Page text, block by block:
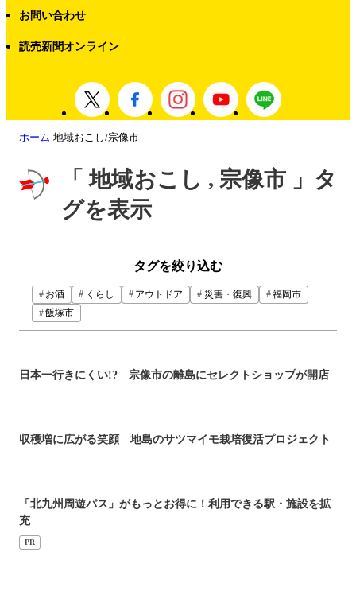
お問い合わせ
読売新聞オンライン
ホーム 地域おこし/宗像市
「 地域おこし , 宗像市 」タ
グを表示
タグを絞り込む
お酒 くらし アウトドア 災害・復興
福岡市
飯塚市
日本一行きにくい!? 宗像市の離島にセレクトショップが開店
収穫増に広がる笑顔 地島のサツマイモ栽培復活プロジェクト
「北九州周遊パス」がもっとお得に！利用できる駅・施設を拡
充
PR